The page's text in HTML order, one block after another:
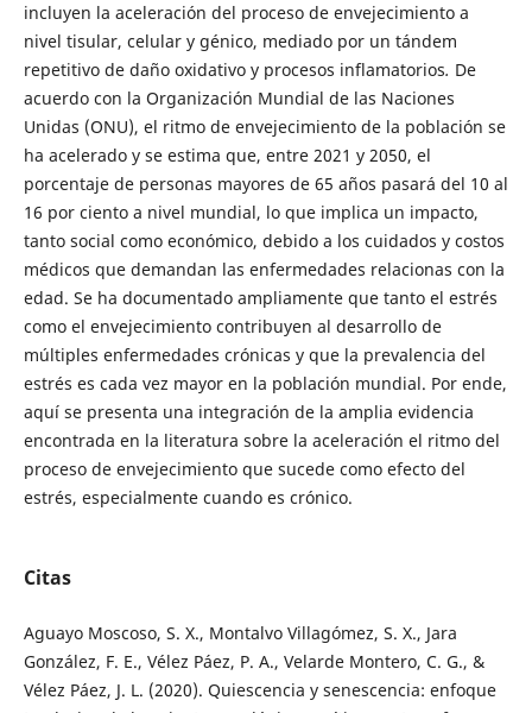
incluyen la aceleración del proceso de envejecimiento a
nivel tisular, celular y génico, mediado por un tándem
repetitivo de daño oxidativo y procesos inflamatorios. De
acuerdo con la Organización Mundial de las Naciones
Unidas (ONU), el ritmo de envejecimiento de la población se
ha acelerado y se estima que, entre 2021 y 2050, el
porcentaje de personas mayores de 65 años pasará del 10 al
16 por ciento a nivel mundial, lo que implica un impacto,
tanto social como económico, debido a los cuidados y costos
médicos que demandan las enfermedades relacionas con la
edad. Se ha documentado ampliamente que tanto el estrés
como el envejecimiento contribuyen al desarrollo de
múltiples enfermedades crónicas y que la prevalencia del
estrés es cada vez mayor en la población mundial. Por ende,
aquí se presenta una integración de la amplia evidencia
encontrada en la literatura sobre la aceleración el ritmo del
proceso de envejecimiento que sucede como efecto del
estrés, especialmente cuando es crónico.
Citas
Aguayo Moscoso, S. X., Montalvo Villagómez, S. X., Jara
González, F. E., Vélez Páez, P. A., Velarde Montero, C. G., &
Vélez Páez, J. L. (2020). Quiescencia y senescencia: enfoque